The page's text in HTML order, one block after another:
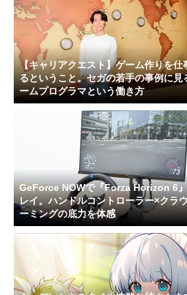
【キャリアクエスト】ゲーム作りを仕
るということ。セガの若手の事例に見
ームプログラマという働き方
GeForce NOWで『Forza Horizon 6
レイ。ハンドルコントローラー×クラ
ーミングの底力を体感